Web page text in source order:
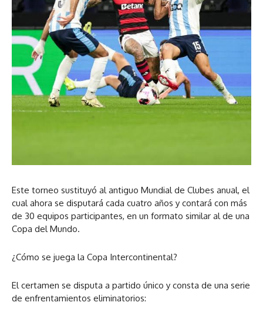
Este torneo sustituyó al antiguo Mundial de Clubes anual, el
cual ahora se disputará cada cuatro años y contará con más
de 30 equipos participantes, en un formato similar al de una
Copa del Mundo.
¿Cómo se juega la Copa Intercontinental?
El certamen se disputa a partido único y consta de una serie
de enfrentamientos eliminatorios: